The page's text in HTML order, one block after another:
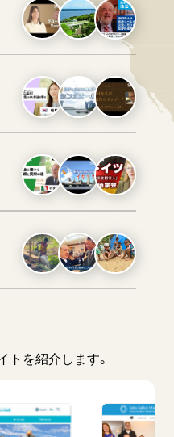
』要旨
トを紹介します。